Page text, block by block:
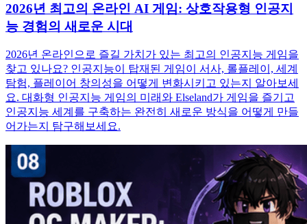
2026년 최고의 온라인 AI 게임: 상호작용형 인공지
능 경험의 새로운 시대
2026년 온라인으로 즐길 가치가 있는 최고의 인공지능 게임을
찾고 있나요? 인공지능이 탑재된 게임이 서사, 롤플레이, 세계
탐험, 플레이어 창의성을 어떻게 변화시키고 있는지 알아보세
요. 대화형 인공지능 게임의 미래와 Elseland가 게임을 즐기고
인공지능 세계를 구축하는 완전히 새로운 방식을 어떻게 만들
어가는지 탐구해보세요.